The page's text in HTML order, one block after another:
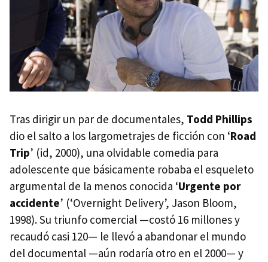
Tras dirigir un par de documentales, Todd Phillips
dio el salto a los largometrajes de ficción con ‘Road
Trip’ (id, 2000), una olvidable comedia para
adolescente que básicamente robaba el esqueleto
argumental de la menos conocida ‘Urgente por
accidente’ (‘Overnight Delivery’, Jason Bloom,
1998). Su triunfo comercial —costó 16 millones y
recaudó casi 120— le llevó a abandonar el mundo
del documental —aún rodaría otro en el 2000— y